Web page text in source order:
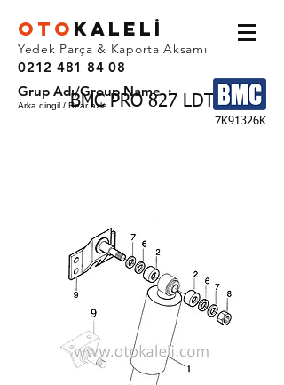
OTO KALEL İ
Yedek Parça & Kaporta Aksamı
0212 481 84 08
BMC PRO 827 LDT
Grup Adı/Group Name :
Arka dingil / Rear axle
7K91326K